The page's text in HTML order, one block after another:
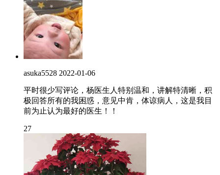
asuka5528 2022-01-06
平时很少写评论，杨医生人特别温和，讲解特清晰，积
极回答所有的我困惑，意见中肯，体谅病人，这是我目
前为止认为最好的医生！！
27